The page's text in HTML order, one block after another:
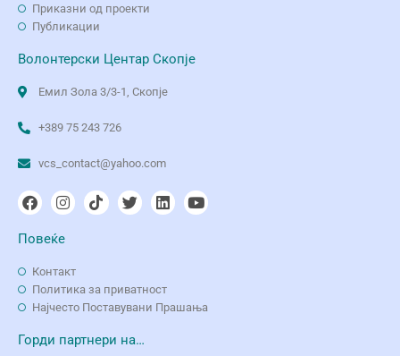
Приказни од проекти
Публикации
Волонтерски Центар Скопје
Емил Зола 3/3-1, Скопје
+389 75 243 726
vcs_contact@yahoo.com
Повеќе
Контакт
Политика за приватност
Најчесто Поставувани Прашања
Горди партнери на…